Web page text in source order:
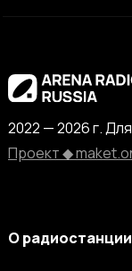
2022 — 2026 г.
Проект ◆
О радиостанции